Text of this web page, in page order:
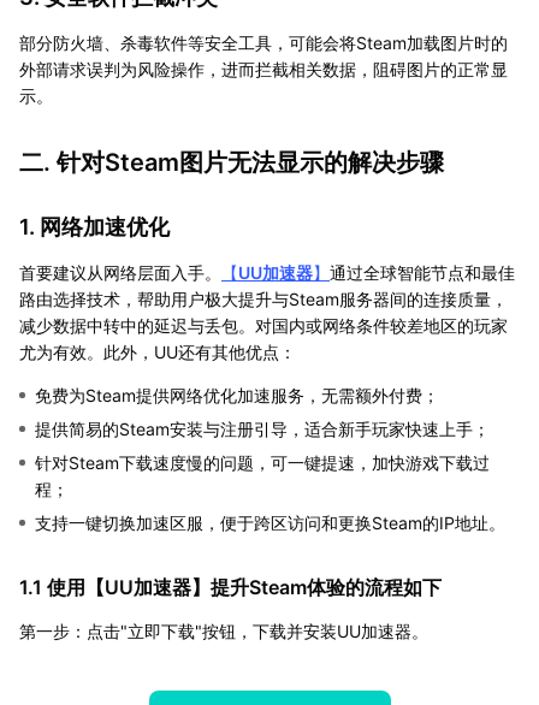
部分防火墙、杀毒软件等安全工具，可能会将Steam加载图片时的
外部请求误判为风险操作，进而拦截相关数据，阻碍图片的正常显
示。
二. 针对Steam图片无法显示的解决步骤
1. 网络加速优化
首要建议从网络层面入手。 【UU加速器】 通过全球智能节点和最佳
路由选择技术，帮助用户极大提升与Steam服务器间的连接质量，
减少数据中转中的延迟与丢包。对国内或网络条件较差地区的玩家
尤为有效。此外，UU还有其他优点：
免费为Steam提供网络优化加速服务，无需额外付费；
提供简易的Steam安装与注册引导，适合新手玩家快速上手；
针对Steam下载速度慢的问题，可一键提速，加快游戏下载过
程；
支持一键切换加速区服，便于跨区访问和更换Steam的IP地址。
1.1 使用【UU加速器】提升Steam体验的流程如下
第一步：点击"立即下载"按钮，下载并安装UU加速器。